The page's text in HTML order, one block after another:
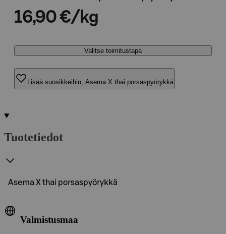
16,90 €/kg
Valitse toimitustapa
Lisää suosikkeihin, Asema X thai porsaspyörykkä
Tuotetiedot
Asema X thai porsaspyörykkä
Valmistusmaa